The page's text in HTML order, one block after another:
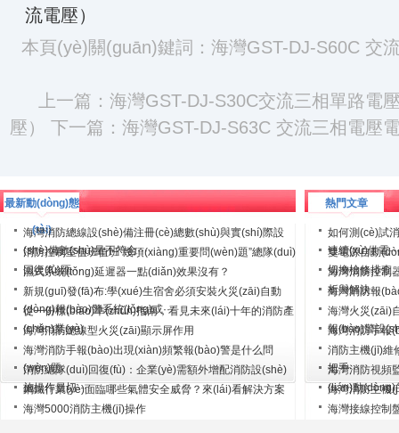
流電壓）
本頁(yè)關(guān)鍵詞：海灣GST-DJ-S60C 交
上一篇： 海灣GST-DJ-S30C交流三相單路電
壓）
下一篇： 海灣GST-DJ-S63C 交流三相電壓電
最新動(dòng)態
(tài)
海灣消防總線設(shè)備注冊(cè)總數(shù)與實(shí)際設
(shè)備數(shù)量不符合···
消防控制室值班值班“幾項(xiàng)重要問(wèn)題”總隊(duì)
回復(fù)匯···
濕式系統(tǒng)延遲器一點(diǎn)效果沒有？
新規(guī)發(fā)布:學(xué)生宿舍必須安裝火災(zāi)自動
(dòng)報(bào)警系統(tǒng)或···
從一份標(biāo)準(zhǔn)指南，看見未來(lái)十年的消防產
(chǎn)業(yè)
海灣消防總線型火災(zāi)顯示屏作用
海灣消防手報(bào)出現(xiàn)頻繁報(bào)警是什么問
(wèn)題
消防總隊(duì)回復(fù)：企業(yè)需額外增配消防設(shè)
施操作員切···
鋼鐵行業(yè)面臨哪些氣體安全威脅？來(lái)看解決方案
海灣5000消防主機(jī)操作
熱門文章
如何測(cè)試
連續(xù)供電···
雙電源自動
切換檢修排查
海灣消防控制
析與解決···
海灣消防報
海灣火災(zāi)
報(bào)警設
海灣消防手報
消防主機(jī)維
把手···
海灣消防視頻
(lián)動(dòng)
海灣消防主機
海灣接線控制